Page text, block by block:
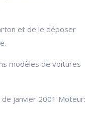
et de le déposer
modèles de voitures
de janvier 2001 Moteur: